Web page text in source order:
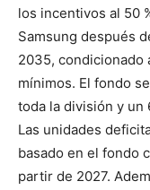
los incentivos al 50
Samsung después
2035, condicionado
mínimos. El fondo
toda la división y un
Las unidades
basado en el fondo
partir de 2027.